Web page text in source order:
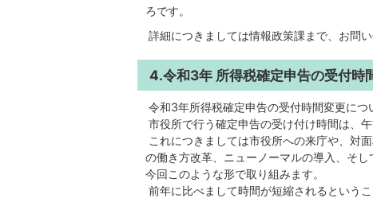
ろです。
詳細につきましては情報政策課まで、お問い
4.令和3年 所得税確定申告の受付時
令和3年所得税確定申告の受付時間変更につ
市役所で行う確定申告の受け付け時間は、
これにつきましては市役所への来庁や、対
の働き方改革、ニューノーマルの導入、そ
今回このような形で取り組みます。
前年に比べまして時間が短縮されるという